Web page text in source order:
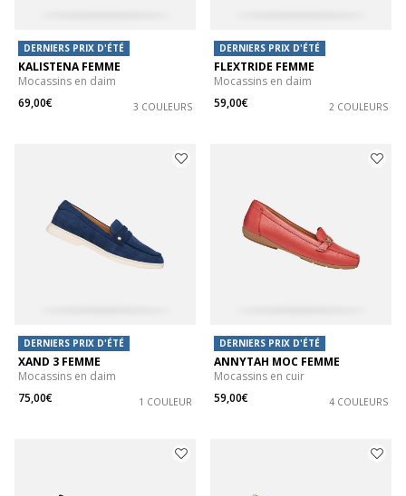
DERNIERS PRIX D'ÉTÉ
KALISTENA FEMME
Mocassins en daim
69,00€
3 COULEURS
DERNIERS PRIX D'ÉTÉ
FLEXTRIDE FEMME
Mocassins en daim
59,00€
2 COULEURS
DERNIERS PRIX D'ÉTÉ
XAND 3 FEMME
Mocassins en daim
75,00€
1 COULEUR
DERNIERS PRIX D'ÉTÉ
ANNYTAH MOC FEMME
Mocassins en cuir
59,00€
4 COULEURS